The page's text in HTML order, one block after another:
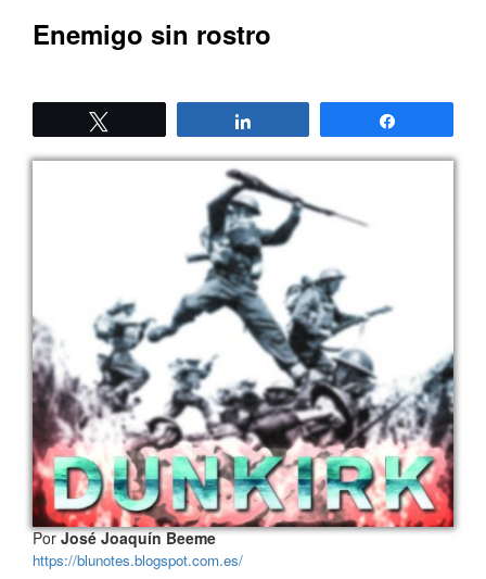
Enemigo sin rostro
PorJosé Joaquín Beeme
https://blunotes.blogspot.com.es/